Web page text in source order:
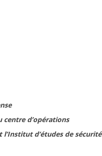
d’opérations
d’études de sécurité